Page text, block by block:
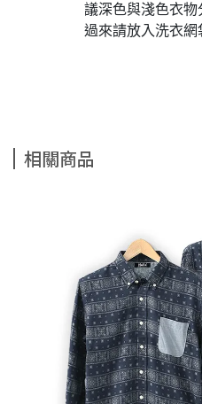
議深色與淺色衣
過來請放入洗衣
相關商品